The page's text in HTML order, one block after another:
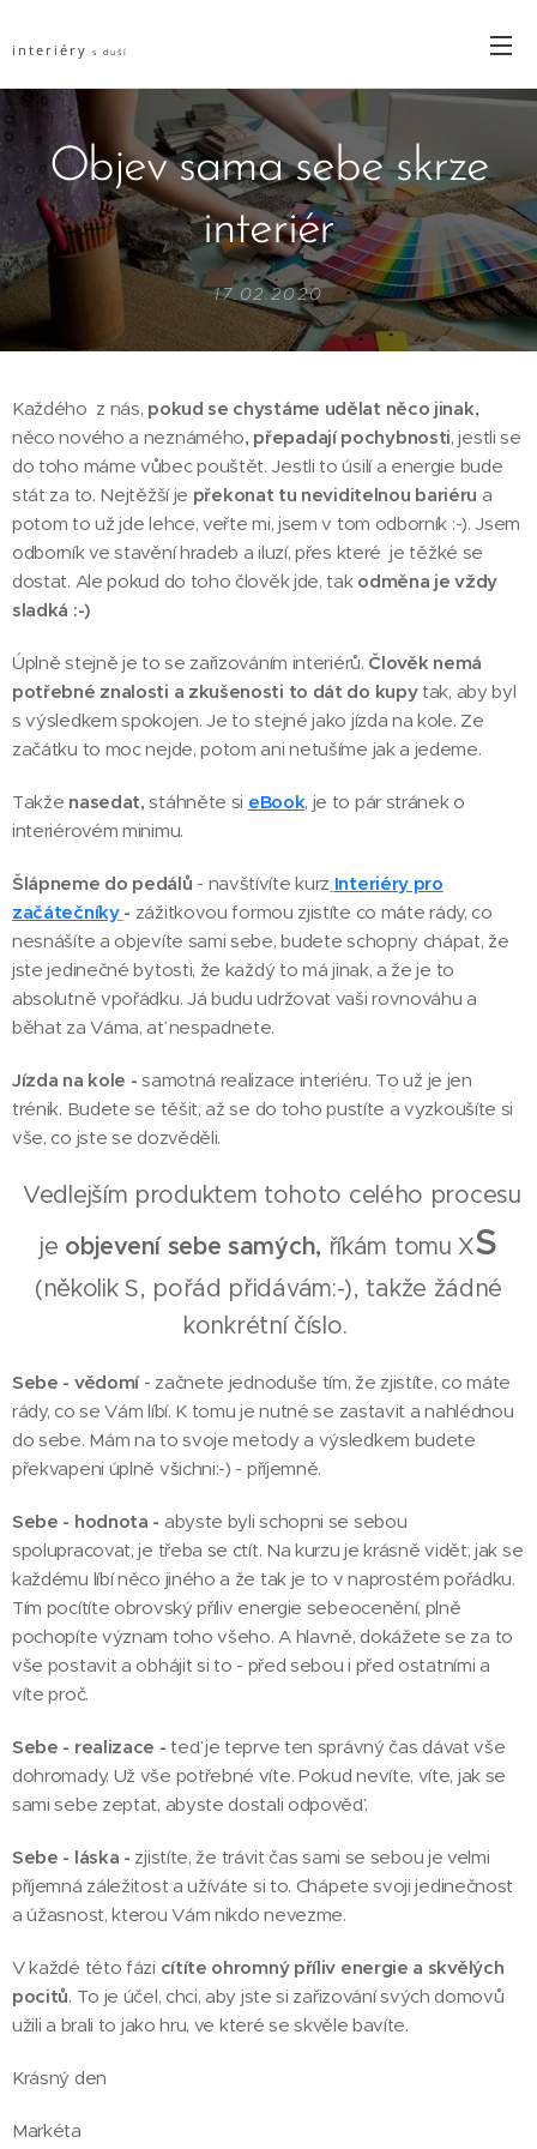
interiéry s duší
Objev sama sebe skrze
interiér
17.02.2020
Každého z nás, pokud se chystáme udělat něco jinak,
něco nového a neznámého, přepadají pochybnosti, jestli se
do toho máme vůbec pouštět. Jestli to úsilí a energie bude
stát za to. Nejtěžší je překonat tu neviditelnou bariéru a
potom to už jde lehce, veřte mi, jsem v tom odborník :-). Jsem
odborník ve stavění hradeb a iluzí, přes které je těžké se
dostat. Ale pokud do toho člověk jde, tak odměna je vždy
sladká :-)
Úplně stejně je to se zařizováním interiérů. Člověk nemá
potřebné znalosti a zkušenosti to dát do kupytak, aby byl
s výsledkem spokojen. Je to stejné jako jízda na kole. Ze
začátku to moc nejde, potom ani netušíme jak a jedeme.
Takže nasedat, stáhněte si eBook, je to pár stránek o
interiérovém minimu.
Šlápneme do pedálů - navštívíte kurz Interiéry pro
začátečníky - zážitkovou formou zjistíte co máte rády, co
nesnášíte a objevíte sami sebe, budete schopny chápat, že
jste jedinečné bytosti, že každý to má jinak, a že je to
absolutně vpořádku. Já budu udržovat vaši rovnováhu a
běhat za Váma, ať nespadnete.
Jízda na kole -samotná realizace interiéru. To už je jen
trénik. Budete se těšit, až se do toho pustíte a vyzkoušíte si
vše, co jste se dozvěděli.
Vedlejším produktem tohoto celého procesu
je objevení sebe samých, říkám tomu XS
(několik S, pořád přidávám:-), takže žádné
konkrétní číslo.
Sebe - vědomí- začnete jednoduše tím, že zjistíte, co máte
rády, co se Vám líbí. K tomu je nutné se zastavit a nahlédnou
do sebe. Mám na to svoje metody a výsledkem budete
překvapeni úplně všichni:-) - příjemně.
Sebe - hodnota - abyste byli schopni se sebou
spolupracovat, je třeba se ctít. Na kurzu je krásně vidět, jak se
každému líbí něco jiného a že tak je to v naprostém pořádku.
Tím pocítíte obrovský příliv energie sebeocenění, plně
pochopíte význam toho všeho. A hlavně, dokážete se za to
vše postavit a obhájit si to - před sebou i před ostatními a
víte proč.
Sebe - realizace - teď je teprve ten správný čas dávat vše
dohromady. Už vše potřebné víte. Pokud nevíte, víte, jak se
sami sebe zeptat, abyste dostali odpověď.
Sebe - láska - zjistíte, že trávit čas sami se sebou je velmi
příjemná záležitost a užíváte si to. Chápete svoji jedinečnost
a úžasnost, kterou Vám nikdo nevezme.
V každé této fázi cítíte ohromný příliv energie a skvělých
pocitů. To je účel, chci, aby jste si zařizování svých domovů
užili a brali to jako hru, ve které se skvěle bavíte.
Krásný den
Markéta